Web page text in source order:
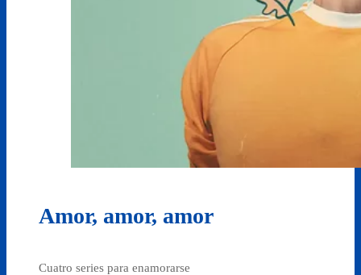
Amor, amor, amor
Cuatro series para enamorarse